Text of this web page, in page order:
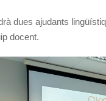
dues ajudants
docent.